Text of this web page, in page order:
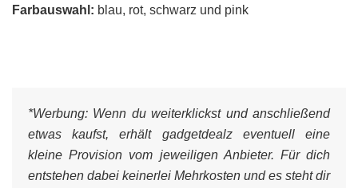
Farbauswahl: blau, rot, schwarz und pink
*Werbung: Wenn du weiterklickst und anschließend
etwas kaufst, erhält gadgetdealz eventuell eine
kleine Provision vom jeweiligen Anbieter. Für dich
entstehen dabei keinerlei Mehrkosten und es steht dir